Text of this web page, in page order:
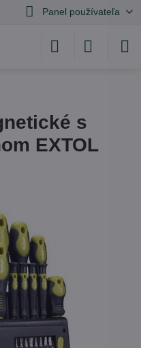
Panel používateľa
s
EXTOL